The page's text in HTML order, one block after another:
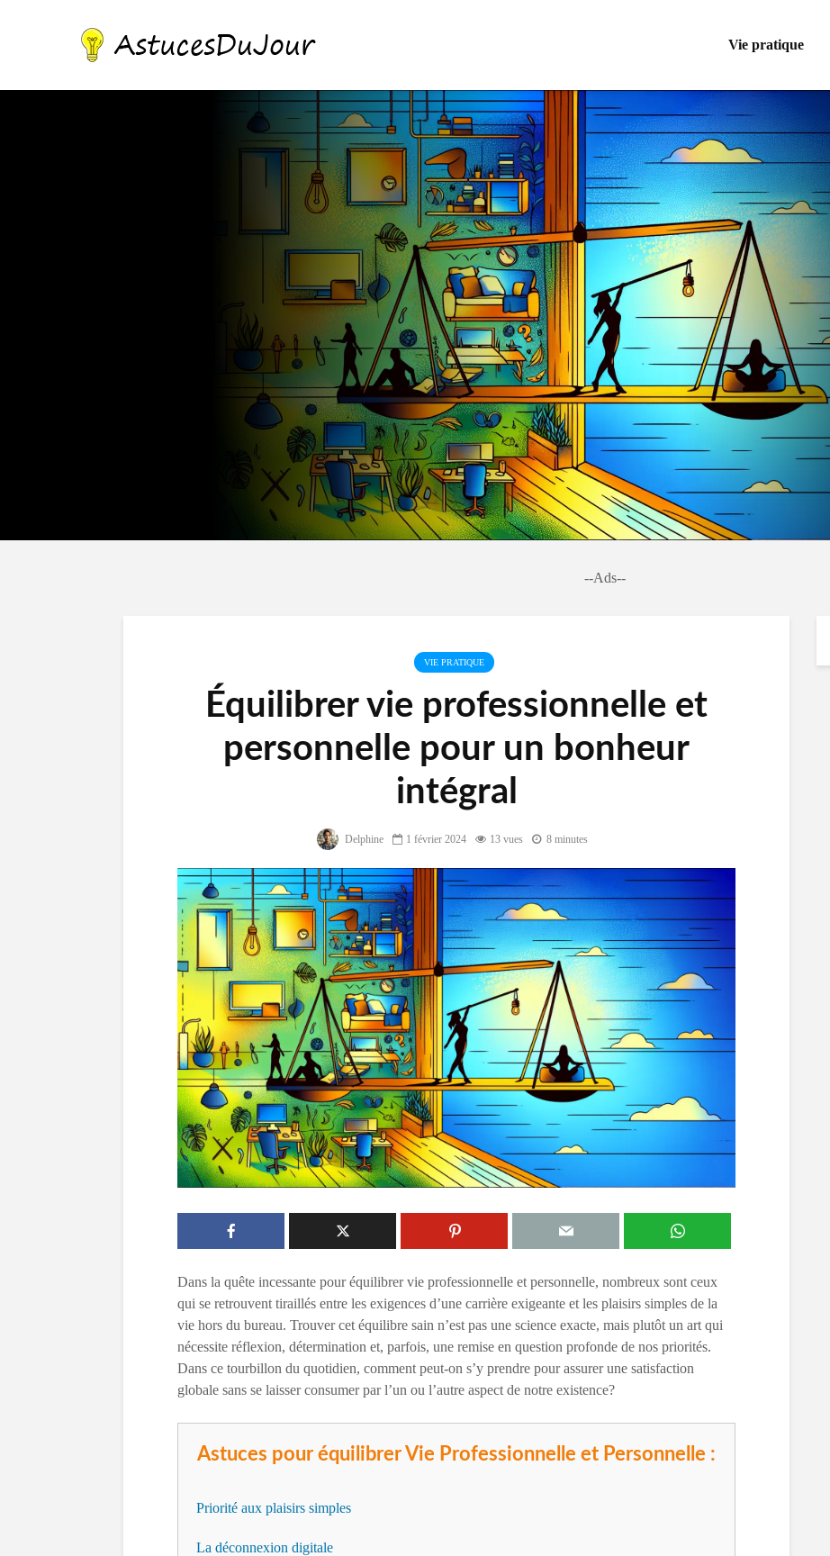
Vie pratique
--Ads--
VIE PRATIQUE
Équilibrer vie professionnelle et
personnelle pour un bonheur
intégral
Delphine 1 février 2024 13 vues 8 minutes
Dans la quête incessante pour équilibrer vie professionnelle et personnelle, nombreux sont ceux
qui se retrouvent tiraillés entre les exigences d’une carrière exigeante et les plaisirs simples de la
vie hors du bureau. Trouver cet équilibre sain n’est pas une science exacte, mais plutôt un art qui
nécessite réflexion, détermination et, parfois, une remise en question profonde de nos priorités.
Dans ce tourbillon du quotidien, comment peut-on s’y prendre pour assurer une satisfaction
globale sans se laisser consumer par l’un ou l’autre aspect de notre existence?
Astuces pour équilibrer Vie Professionnelle et Personnelle :
Priorité aux plaisirs simples
La déconnexion digitale